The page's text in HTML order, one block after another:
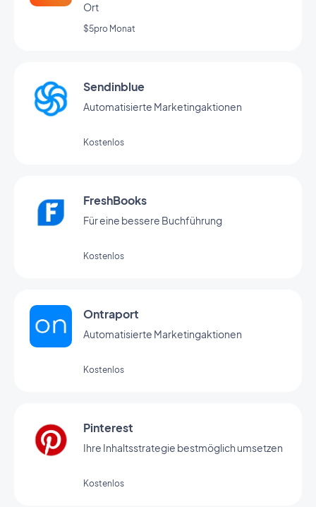
Ort
$5pro Monat
Sendinblue
Automatisierte Marketingaktionen
Kostenlos
FreshBooks
Für eine bessere Buchführung
Kostenlos
Ontraport
Automatisierte Marketingaktionen
Kostenlos
Pinterest
Ihre Inhaltsstrategie bestmöglich umsetzen
Kostenlos